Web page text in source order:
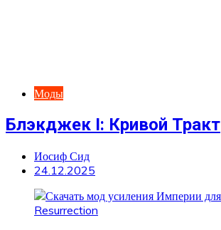
Моды
Блэкджек I: Кривой Тракт
Иосиф Сид
24.12.2025